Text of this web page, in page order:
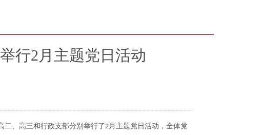
行2月主题党日活动
二、高三和行政支部分别举行了2月主题党日活动，全体党